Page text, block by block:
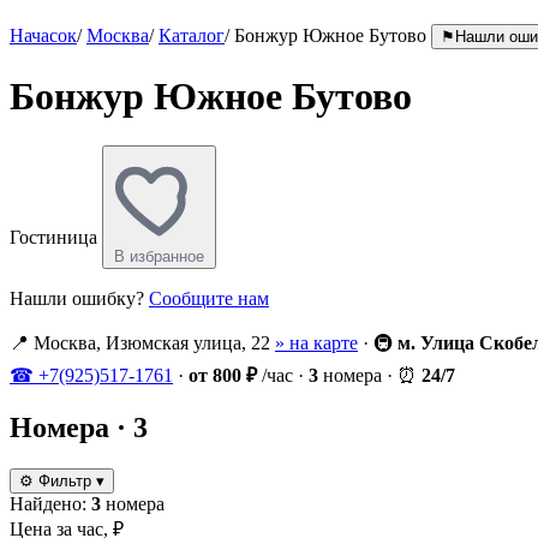
Начасок/ Москва/ Каталог/ Бонжур Южное Бутово ⚑ Нашли
Бонжур Южное Бутово
Гостиница
В избранное
Нашли ошибку? Сообщите нам
📍 Москва, Изюмская улица, 22 » на карте · 🚇 м. Улица
☎ +7(925)517-1761 · от 800 ₽/час · 3 номера · ⏰ 24/7
Номера · 3
⚙ Фильтр ▾
Найдено: 3 номера
Цена за час, ₽